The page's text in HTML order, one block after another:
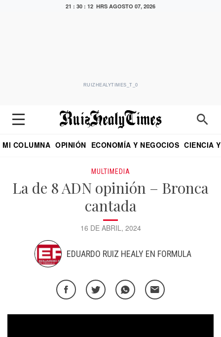
21 : 30 : 12 HRS AGOSTO 07, 2026
RUIZHEALYTIMES_T_0
MI COLUMNA OPINIÓN ECONOMÍA Y NEGOCIOS CIENCIA
MULTIMEDIA
La de 8 ADN opinión – Bronca
cantada
16 DE ABRIL, 2024
EDUARDO RUIZ HEALY EN FORMULA